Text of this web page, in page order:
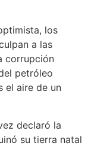
los
a las
corrupción
petróleo
el aire de un
declaró la
su tierra natal